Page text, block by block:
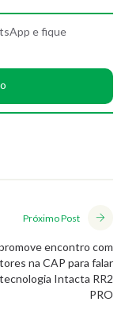
e fique
Próximo Post
encontro com
na CAP para falar
Intacta RR2
PRO